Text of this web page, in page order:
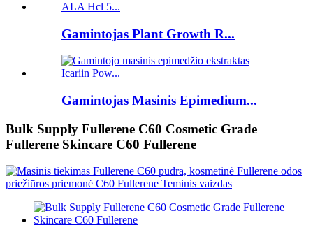
Gamintojas Plant Growth R...
Gamintojas Masinis Epimedium...
Bulk Supply Fullerene C60 Cosmetic Grade
Fullerene Skincare C60 Fullerene